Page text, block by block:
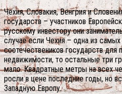
Чехия, Словакия, Венгрия и
государств – участников
русскому инвестору они
случае если Чехия – одна из
соотечествеников государств для
недвижимости, то остальные три
мало. Квадратные метры на всех
росли в цене последние годы, но
Западную Европу.